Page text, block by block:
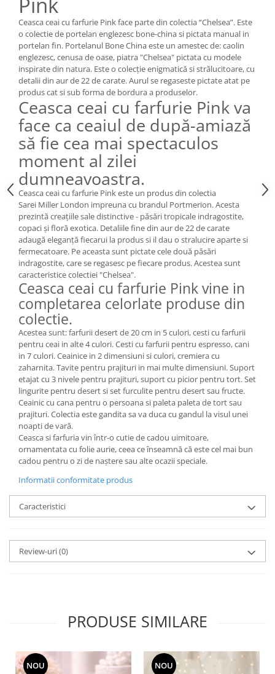
ARRIS
CELESTIAL PLATINUM
CORNUCOPIA
INTAGLIO
JASPER CONRAN GOLD
RENAISSANCE GOLD
ANTHEMION BLUE
BUTTERFLY BLOOM
OLD COUNTRY ROSES
PASHMINA
SIGNET PLATINUM
CELESTIAL GOLD
NATURE
CHINOISERIE WHITE
JASPER CONRAN WHITE
GILDED MUSE
WONDERLUST
MORRIS&AMP;CO
KINGSLEY
SERENDIPITY GOLD
SERENDIPITY PLATINUM
CHELSEA
MEDICEA
CELESTIAL
PATCHWORK WILLOW
BLUE LILY
HIBISCUS
SWAN
FLORENTINE TURQUOISE
ANTHEMION GREY
CREATURES OF CURIOSITY
RENAISSANCE RED
SERENDIPITY WHITE
CHIQUE VERDE
CHIQUE STRIPES VERDE
Renaissance Grey
Ceasca ceai cu farfurie Pink face parte din colectia “Chelsea”. Este
o colectie de portelan englezesc bone-china si pictata manual in
portelan fin. Portelanul Bone China este un amestec de: caolin
englezesc, cenusa de oase, piatra "Chelsea" pictata cu modele
inspirate din natura. Este o colecție enigmatică si strălucitoare, cu
detalii din aur de 22 de carate. Aurul se regaseste pictate atat pe
produs cat si sub forma de bordura a produselor.
Ceasca ceai cu farfurie Pink va
face ca ceaiul de după-amiază
să fie cea mai spectaculos
moment al zilei
dumneavoastra.
Ceasca ceai cu farfurie Pink este un produs din colectia
Sarei Miller London impreuna cu brandul Portmerion. Acesta
prezintă creațiile sale distinctive - păsări tropicale indragostite,
copaci și floră exotica. Detaliile fine din aur de 22 de carate
adaugă eleganță fiecarui la produs si il dau o stralucire aparte si
fermecatoare. Pe aceasta sunt pictate cele două păsări
indragostite, care se regasesc pe fiecare produs. Acestea sunt
caracteristice colectiei "Chelsea".
Ceasca ceai cu farfurie Pink vine in
completarea celorlate produse din
colectie.
Acestea sunt: farfurii desert de 20 cm in 5 culori, cesti cu farfurii
pentru ceai in alte 4 culori. Cesti cu farfurii pentru espresso, cani
in 7 culori. Ceainice in 2 dimensiuni si culori, cremiera cu
zaharnita. Tavite pentru prajituri in mai multe dimensiuni. Suport
etajat cu 3 nivele pentru prajituri, suport cu picior pentru tort. Set
lingurite pentru desert si set furculite pentru desert sau fructe.
Ceainic cu cana pentru o persoana si paleta paleta de tort sau
prajituri. Colectia este gandita sa va duca cu gandul la visul unei
noapti de vară.
Ceasca si farfuria vin într-o cutie de cadou uimitoare,
ornamentata cu folie aurie, ceea ce înseamnă că este cel mai bun
cadou pentru o zi de naștere sau alte ocazii speciale.
Informatii conformitate produs
Caracteristici
Review-uri(0)
PRODUSE SIMILARE
NOU NOU